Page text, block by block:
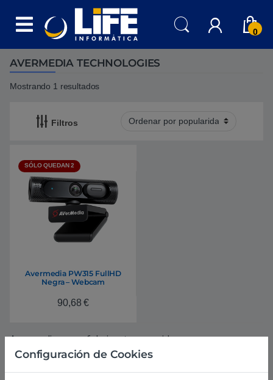
0
AVERMEDIA TECHNOLOGIES
Mostrando 1 resultados
Filtros
SÓLO QUEDAN 2
Avermedia PW315 FullHD
Negra – Webcam
90,68€
Avermedia es un fabricante conocido por sus
capturadoras de vídeopara gaming. Se han hecho
Configuración de Cookies